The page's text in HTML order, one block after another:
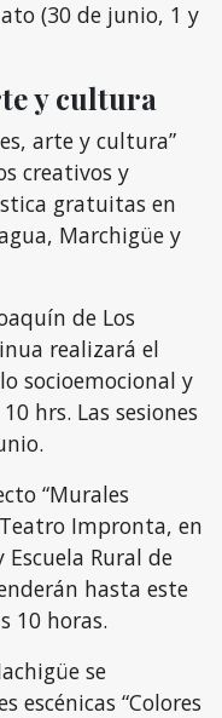
(30 de junio, 1 y
y cultura
arte y cultura”
creativos y
gratuitas en
Marchigüe y
de Los
realizará el
socioemocional y
hrs. Las sesiones
“Murales
Impronta, en
Escuela Rural de
hasta este
10 horas.
se
escénicas “Colores